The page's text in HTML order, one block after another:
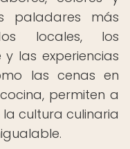
paladares más
locales, los
las experiencias
las cenas en
permiten a
la cultura culinaria